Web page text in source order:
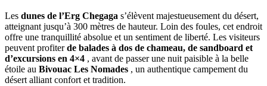
Les dunes de l’Erg Chegaga s’élèvent majestueusement du désert,
atteignant jusqu’à 300 mètres de hauteur. Loin des foules, cet endroit
offre une tranquillité absolue et un sentiment de liberté. Les visiteurs
peuvent profiterde balades à dos de chameau, de sandboard et
d’excursions en 4×4 , avant de passer une nuit paisible à la belle
étoile au Bivouac Les Nomades , un authentique campement du
désert alliant confort et tradition.